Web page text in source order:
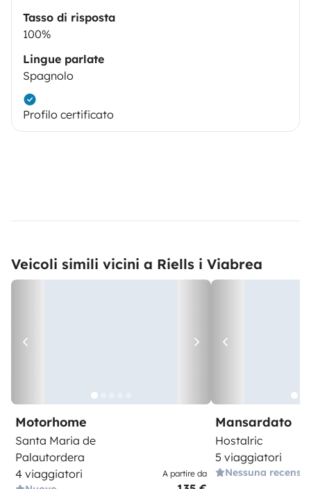
Tasso di risposta
100%
Lingue parlate
Spagnolo
Profilo certificato
Veicoli simili vicini a Riells i Viabrea
Motorhome
Santa Maria de
Palautordera
4 viaggiatori
A partire da
Mansardato
Hostalric
5 viaggiatori
Nessuna